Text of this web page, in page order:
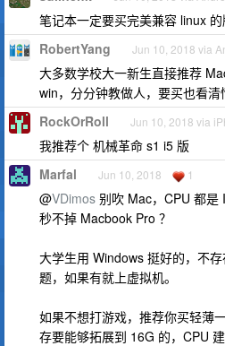
笔记本一定要买完美兼容 linux
RobertYang Jun 10, 2018 via
大多数学校大一新生直接推荐
win，分分钟教做人，要买也看
RockOrRoll Jun 10, 2018 via
我推荐个 机械革命 s1 i5 版
Marfal Jun 10, 2018 1
@VDimos 别吹 Mac，CPU 都是
秒不掉 Macbook Pro ？
大学生用 Windows 挺好的，不
题，如果有就上虚拟机。
如果不想打游戏，推荐你买轻薄
存要能够拓展到 16G 的，CPU